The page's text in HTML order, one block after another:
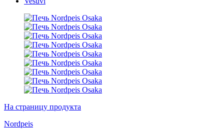
На страницу продукта
Nordpeis